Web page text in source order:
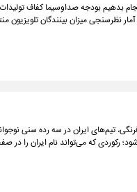
را انجام بدهیم بودجه صداوسیما کفاف
میزان بینندگان تلویزیون
تیم‌های ایران در سه رده سنی
تا این افتخار کامل شود؛ رکوردی که می‌تواند نام